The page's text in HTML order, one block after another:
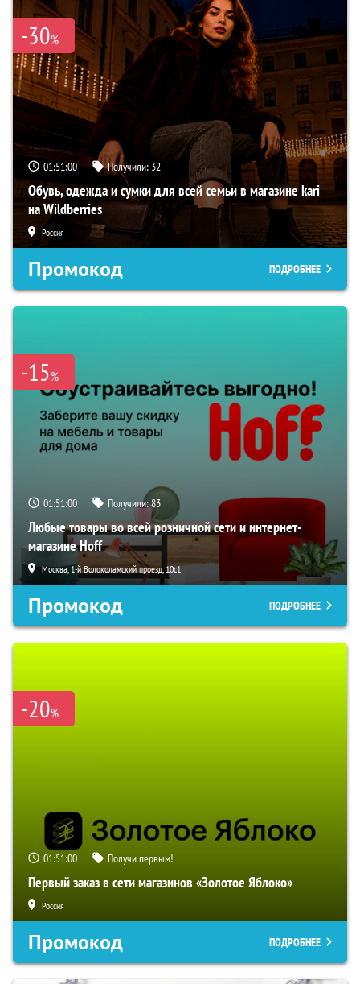
-30%
01:50:59 Получили: 32
Обувь, одежда и сумки для всей семьи в магазине kari
на Wildberries
Россия
Промокод ПОДРОБНЕЕ
-15%
01:50:59 Получили:83
Любые товары во всей розничной сети и интернет-
магазине Hoff
Москва, 1-й Волоколамский проезд, 10с1
Промокод ПОДРОБНЕЕ
-20%
01:50:59 Получи первым!
Первый заказ в сети магазинов «Золотое Яблоко»
Россия
Промокод ПОДРОБНЕЕ